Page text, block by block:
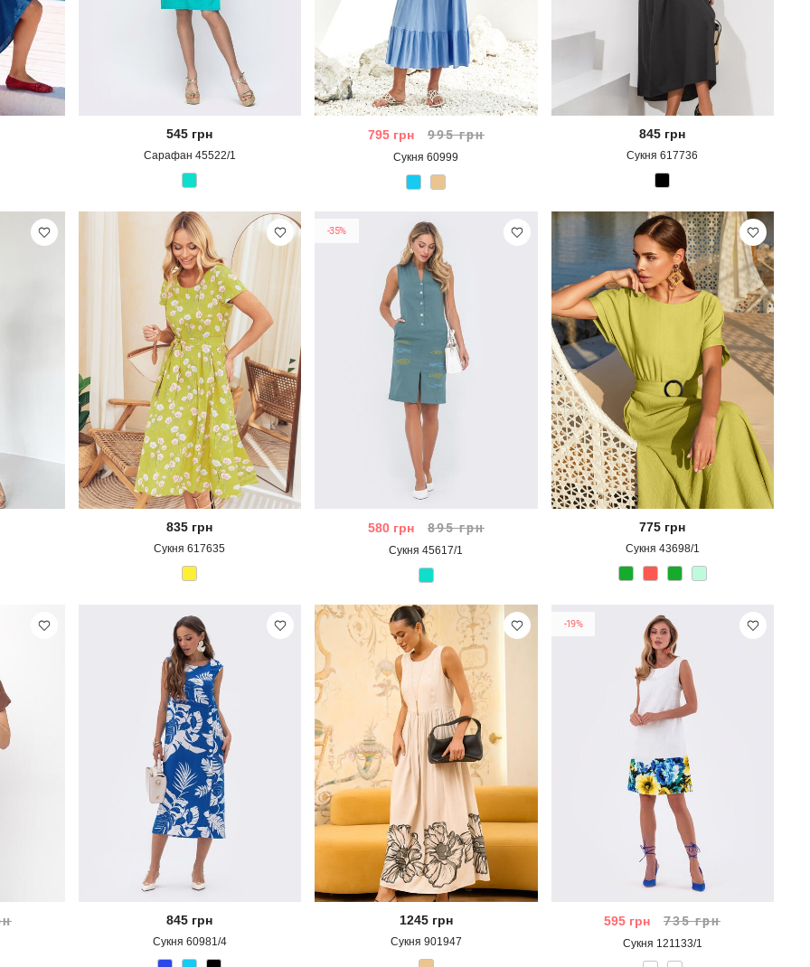
545 грн
Сарафан 45522/1
795 грн 995 грн
Сукня 60999
845 грн
Сукня 617736
835 грн
Сукня 617635
-35%
580 грн 895 грн
Сукня 45617/1
775 грн
Сукня 43698/1
845 грн
Сукня 60981/4
1245 грн
Сукня 901947
-19%
595 грн 735 грн
Сукня 121133/1